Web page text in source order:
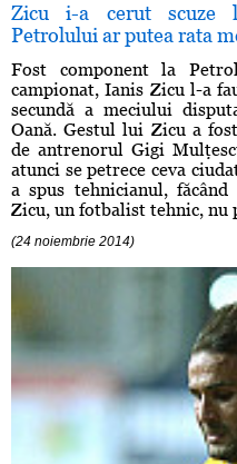
Zicu i-a cerut scuze
Petrolului ar putea rata
Fost component la
campionat, Ianis Zicu l-a
secundă a meciului
Oană. Gestul lui Zicu a
de antrenorul Gigi
atunci se petrece ceva
a spus tehnicianul,
Zicu, un fotbalist tehnic, nu
(24 noiembrie 2014)